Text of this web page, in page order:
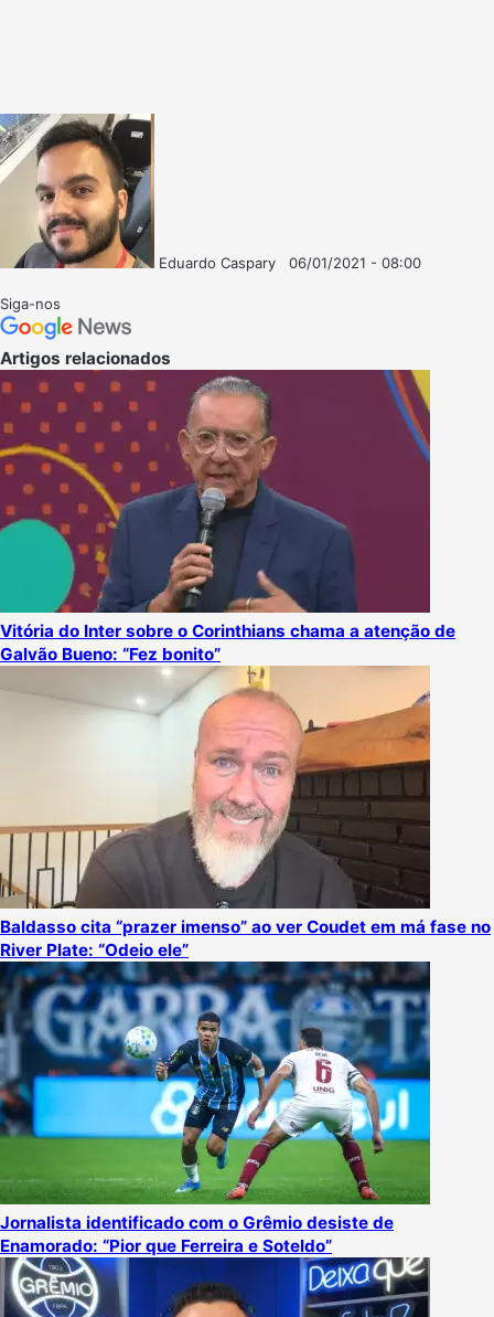
Eduardo Caspary
06/01/2021 - 08:00
Siga-nos
Artigos relacionados
Vitória do Inter sobre o Corinthians chama a atenção de
Galvão Bueno: “Fez bonito”
Baldasso cita “prazer imenso” ao ver Coudet em má fase no
River Plate: “Odeio ele”
Jornalista identificado com o Grêmio desiste de
Enamorado: “Pior que Ferreira e Soteldo”